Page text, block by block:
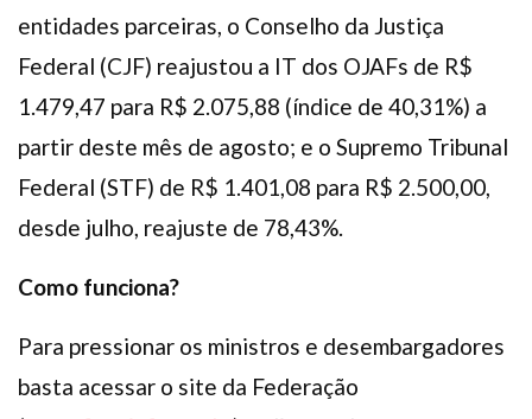
entidades parceiras, o Conselho da Justiça
Federal (CJF) reajustou a IT dos OJAFs de R$
1.479,47 para R$ 2.075,88 (índice de 40,31%) a
partir deste mês de agosto; e o Supremo Tribunal
Federal (STF) de R$ 1.401,08 para R$ 2.500,00,
desde julho, reajuste de 78,43%.
Como funciona?
Para pressionar os ministros e desembargadores
basta acessar o site da Federação